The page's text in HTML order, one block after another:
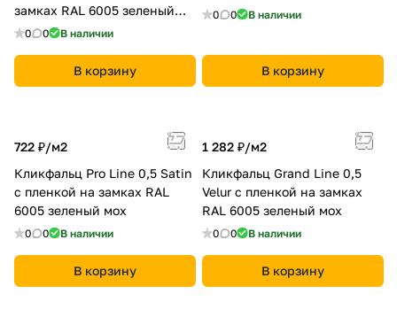
замках RAL 6005 зеленый
мох
0 0 В наличии
В корзину
0 0 В наличии
В корзину
722 ₽/м2
Кликфальц Pro Line 0,5 Satin
с пленкой на замках RAL
6005 зеленый мох
0 0 В наличии
В корзину
1 282 ₽/м2
Кликфальц Grand Line 0,5
Velur с пленкой на замках
RAL 6005 зеленый мох
0 0 В наличии
В корзину